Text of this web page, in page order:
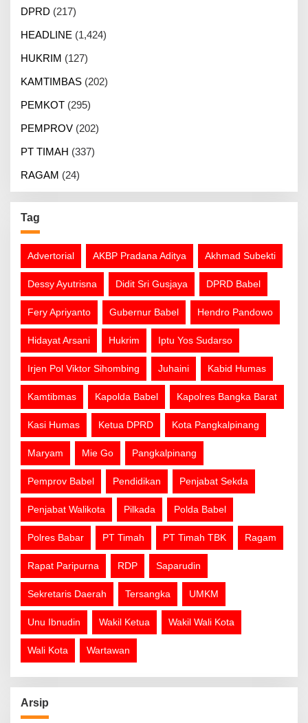
DPRD (217)
HEADLINE (1,424)
HUKRIM (127)
KAMTIMBAS (202)
PEMKOT (295)
PEMPROV (202)
PT TIMAH (337)
RAGAM (24)
Tag
Advertorial AKBP Pradana Aditya Akhmad Subekti
Dessy Ayutrisna Didit Sri Gusjaya DPRD Babel
Fery Apriyanto Gubernur Babel Hendro Pandowo
Hidayat Arsani Hukrim Iptu Yos Sudarso
Irjen Pol Viktor Sihombing Juhaini Kabid Humas
Kamtibmas Kapolda Babel Kapolres Bangka Barat
Kasi Humas Ketua DPRD Kota Pangkalpinang
Maryam Mie Go Pangkalpinang
Pemprov Babel Pendidikan Penjabat Sekda
Penjabat Walikota Pilkada Polda Babel
Polres Babar PT Timah PT Timah TBK Ragam
Rapat Paripurna RDP Saparudin
Sekretaris Daerah Tersangka UMKM
Unu Ibnudin Wakil Ketua Wakil Wali Kota
Wali Kota Wartawan
Arsip